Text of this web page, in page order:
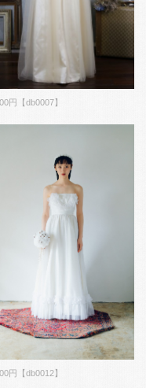
円【db0007】
円【db0012】